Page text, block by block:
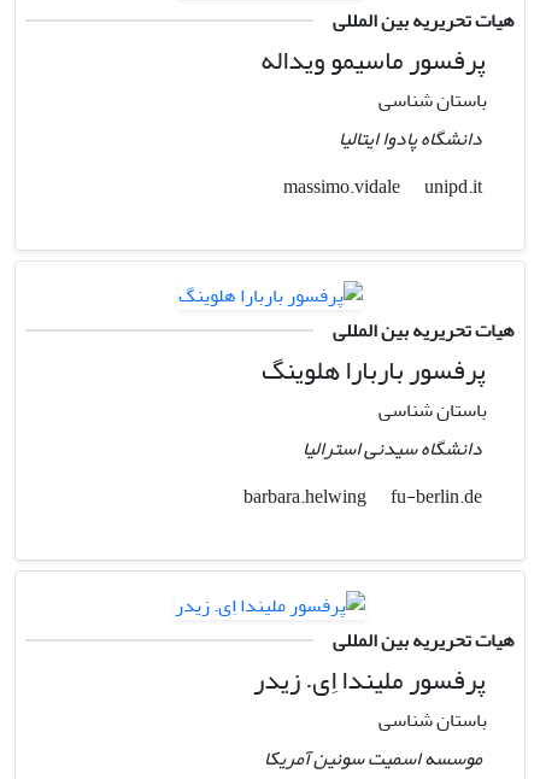
هیات تحریریه بین المللی
پرفسور ماسیمو ویداله
باستان شناسی
دانشگاه پادوا ایتالیا
massimo.vidale
unipd.it
هیات تحریریه بین المللی
پرفسور باربارا هلوینگ
باستان شناسی
دانشگاه سیدنی استرالیا
fu-berlin.de
هیات تحریریه بین المللی
پرفسور ملیندا اِی. زیدر
باستان شناسی
موسسه اسمیت سونین آمریکا